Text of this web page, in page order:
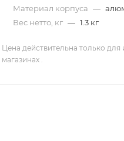
Материал корпуса —
Вес нетто, кг — 1.3 кг
Цена действительна только
магазинах .